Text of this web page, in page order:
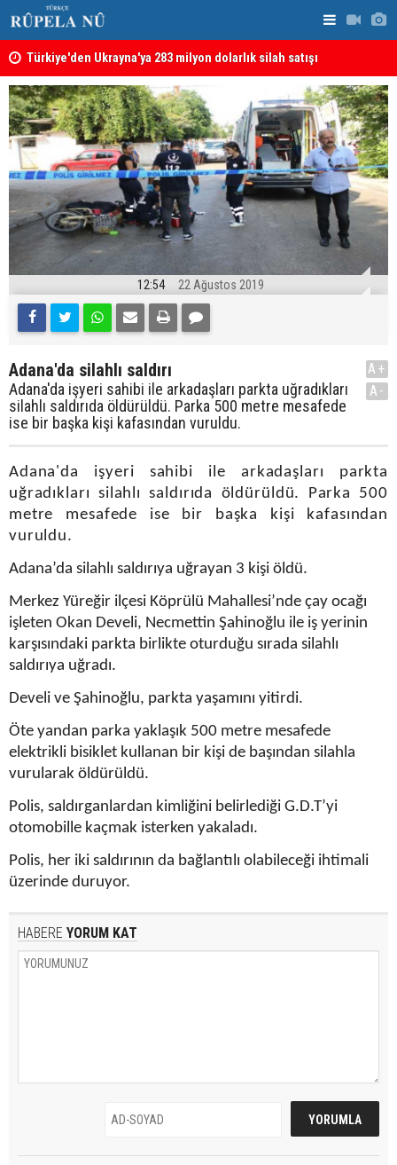
Türkiye'den Ukrayna'ya 283 milyon dolarlık silah satışı
12:54 22 Ağustos 2019
Adana'da silahlı saldırı
Adana'da işyeri sahibi ile arkadaşları parkta uğradıkları
silahlı saldırıda öldürüldü. Parka 500 metre mesafede
ise bir başka kişi kafasından vuruldu.
A+
A-
Adana'da işyeri sahibi ile arkadaşları parkta
uğradıkları silahlı saldırıda öldürüldü. Parka 500
metre mesafede ise bir başka kişi kafasından
vuruldu.
Adana’da silahlı saldırıya uğrayan 3 kişi öldü.
Merkez Yüreğir ilçesi Köprülü Mahallesi’nde çay ocağı
işleten Okan Develi, Necmettin Şahinoğlu ile iş yerinin
karşısındaki parkta birlikte oturduğu sırada silahlı
saldırıya uğradı.
Develi ve Şahinoğlu, parkta yaşamını yitirdi.
Öte yandan parka yaklaşık 500 metre mesafede
elektrikli bisiklet kullanan bir kişi de başından silahla
vurularak öldürüldü.
Polis, saldırganlardan kimliğini belirlediği G.D.T’yi
otomobille kaçmak isterken yakaladı.
Polis, her iki saldırının da bağlantılı olabileceği ihtimali
üzerinde duruyor.
HABERE YORUM KAT